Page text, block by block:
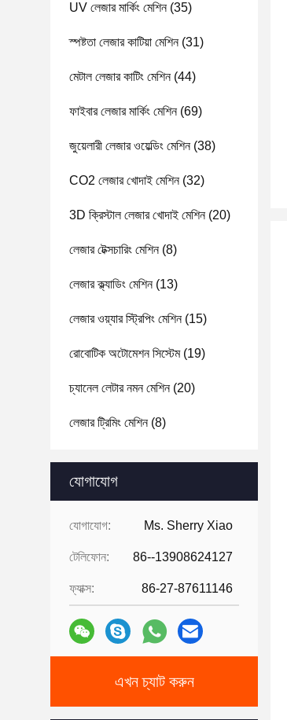
UV লেজার মার্কিং মেশিন(35)
স্পষ্টতা লেজার কাটিয়া মেশিন(31)
মেটাল লেজার কাটিং মেশিন(44)
ফাইবার লেজার মার্কিং মেশিন(69)
জুয়েলারী লেজার ওয়েল্ডিং মেশিন(38)
CO2 লেজার খোদাই মেশিন(32)
3D ক্রিস্টাল লেজার খোদাই মেশিন(20)
লেজার টেক্সচারিং মেশিন(8)
লেজার ক্ল্যাডিং মেশিন(13)
লেজার ওয়্যার স্ট্রিপিং মেশিন(15)
রোবোটিক অটোমেশন সিস্টেম(19)
চ্যানেল লেটার নমন মেশিন(20)
লেজার ট্রিমিং মেশিন(8)
যোগাযোগ
যোগাযোগ: Ms. Sherry Xiao
টেলিফোন: 86--13908624127
ফ্যাক্স: 86-27-87611146
এখন চ্যাট করুন